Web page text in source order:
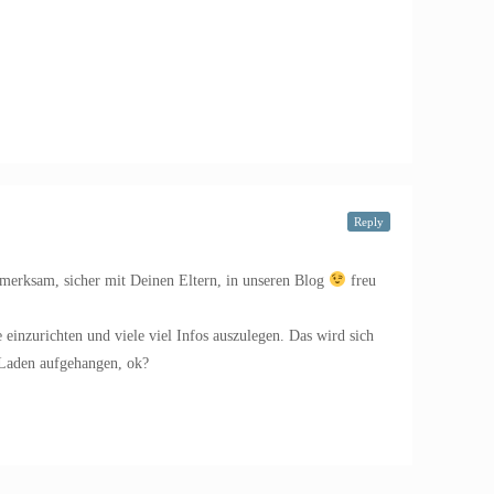
sicher mit Deinen Eltern, in unseren Blog freu
und viele viel Infos auszulegen. Das wird sich
aufgehangen, ok?
Reply